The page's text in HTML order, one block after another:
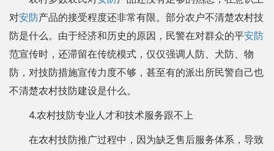
对安防产品的接受程度还非常有限。部分农户不清楚农村技
防是什么。由于经济和历史的原因，民警在对群众的平安防
范宣传时，还滞留在传统模式，仅仅强调人防、犬防、物
防，对技防措施宣传力度不够，甚至有的派出所民警自己也
不清楚农村技防建设是什么。
4.农村技防专业人才和技术服务跟不上
在农村技防推广过程中，因为缺乏售后服务体系，导致